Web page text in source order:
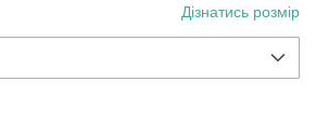
Дізнатись розмір